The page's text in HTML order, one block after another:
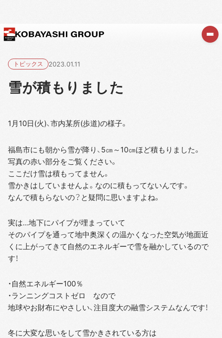
トピックス 2023.01.11
雪が積もりました
1月10日(火)、市内某所(歩道)の様子。
福島市にも朝から雪が降り、5㎝～10㎝ほど積もりました。
写真の赤い部分をご覧ください。
ここだけ雪は積もってません。
雪かきはしていませんよ。なのに積もってないんです。
なんで積もらないの？と疑問に思いますよね。
実は…地下にパイプが埋まっていて
そのパイプを通って地中奥深くの温かくなった空気が地面近
くに上がってきて自然のエネルギーで雪を融かしているので
す！
・自然エネルギー100％
・ランニングコストゼロ なので
地球やお財布にやさしい、注目度大の融雪システムなんです！
冬に大変な思いをして雪かきされている方は